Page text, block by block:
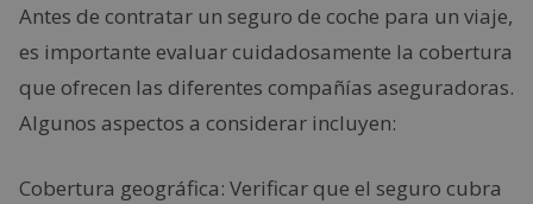
Antes de contratar un seguro de coche para un viaje,
es importante evaluar cuidadosamente la cobertura
que ofrecen las diferentes compañías aseguradoras.
Algunos aspectos a considerar incluyen:
Cobertura geográfica: Verificar que el seguro cubra